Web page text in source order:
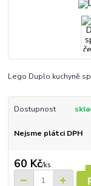
Lego Duplo kuchyně
Dostupnost
Nejsme plátci DPH
60 Kč/ks